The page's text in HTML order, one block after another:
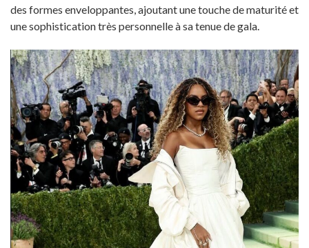
des formes enveloppantes, ajoutant une touche de maturité et
une sophistication très personnelle à sa tenue de gala.